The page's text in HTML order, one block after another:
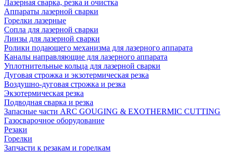
Лазерная сварка, резка и очистка
Аппараты лазерной сварки
Горелки лазерные
Сопла для лазерной сварки
Линзы для лазерной сварки
Ролики подающего механизма для лазерного аппарата
Каналы направляющие для лазерного аппарата
Уплотнительные кольца для лазерной сварки
Дуговая строжка и экзотермическая резка
Воздушно-дуговая строжка и резка
Экзотермическая резка
Подводная сварка и резка
Запасные части ARC GOUGING & EXOTHERMIC CUTTING
Газосварочное оборудование
Резаки
Горелки
Запчасти к резакам и горелкам